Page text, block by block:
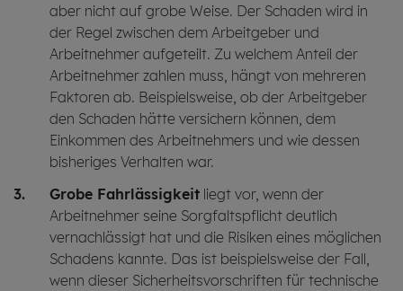
aber nicht auf grobe Weise. Der Schaden wird in
der Regel zwischen dem Arbeitgeber und
Arbeitnehmer aufgeteilt. Zu welchem Anteil der
Arbeitnehmer zahlen muss, hängt von mehreren
Faktoren ab. Beispielsweise, ob der Arbeitgeber
den Schaden hätte versichern können, dem
Einkommen des Arbeitnehmers und wie dessen
bisheriges Verhalten war.
Grobe Fahrlässigkeit liegt vor, wenn der
Arbeitnehmer seine Sorgfaltspflicht deutlich
vernachlässigt hat und die Risiken eines möglichen
Schadens kannte. Das ist beispielsweise der Fall,
wenn dieser Sicherheitsvorschriften für technische